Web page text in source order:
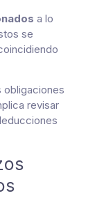
a lo
se
obligaciones
revisar